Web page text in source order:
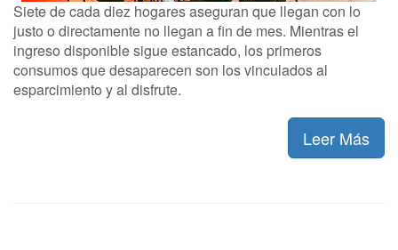
Siete de cada diez hogares aseguran que llegan con lo
justo o directamente no llegan a fin de mes. Mientras el
ingreso disponible sigue estancado, los primeros
consumos que desaparecen son los vinculados al
esparcimiento y al disfrute.
Leer Más